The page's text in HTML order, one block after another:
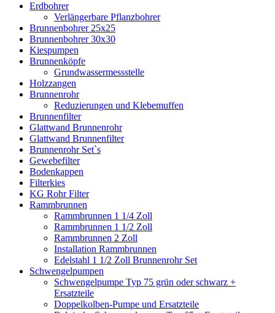
Erdbohrer
Verlängerbare Pflanzbohrer
Brunnenbohrer 25x25
Brunnenbohrer 30x30
Kiespumpen
Brunnenköpfe
Grundwassermessstelle
Holzzangen
Brunnenrohr
Reduzierungen und Klebemuffen
Brunnenfilter
Glattwand Brunnenrohr
Glattwand Brunnenfilter
Brunnenrohr Set`s
Gewebefilter
Bodenkappen
Filterkies
KG Rohr Filter
Rammbrunnen
Rammbrunnen 1 1/4 Zoll
Rammbrunnen 1 1/2 Zoll
Rammbrunnen 2 Zoll
Installation Rammbrunnen
Edelstahl 1 1/2 Zoll Brunnenrohr Set
Schwengelpumpen
Schwengelpumpe Typ 75 grün oder schwarz +
Ersatzteile
Doppelkolben-Pumpe und Ersatzteile